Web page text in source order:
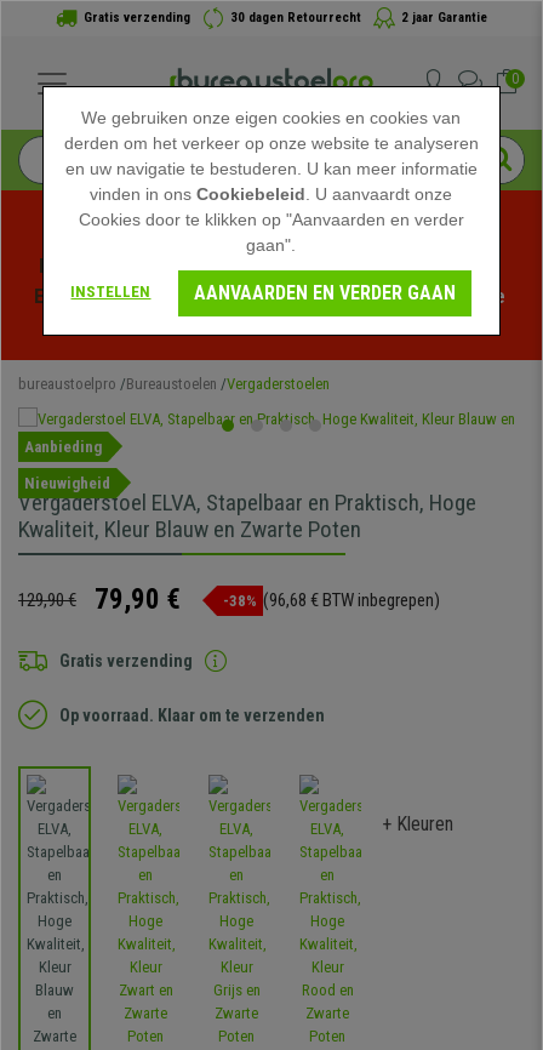
Gratis verzending 30 dagen Retourrecht 2 jaar Garantie
0
Profiteer van de Zomeruitverkoop bij bureaustoelpro!
Exclusieve kortingen voor een beperkte tijd - Bekijk de
bureaustoelpro Bureaustoelen Vergaderstoelen
Aanbieding
Nieuwigheid
Vergaderstoel ELVA, Stapelbaar en Praktisch, Hoge
Kwaliteit, Kleur Blauw en Zwarte Poten
129,90 € 79,90 € -38% (96,68 € BTW inbegrepen)
Gratis verzending
Op voorraad. Klaar om te verzenden
+ Kleuren
We gebruiken onze eigen cookies en cookies van
derden om het verkeer op onze website te analyseren
en uw navigatie te bestuderen. U kan meer informatie
vinden in onsCookiebeleid . U aanvaardt onze
Cookies door te klikken op "Aanvaarden en verder
gaan".
INSTELLEN AANVAARDEN EN VERDER GAAN